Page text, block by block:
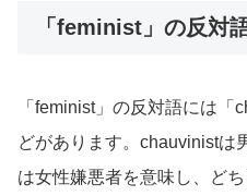
「feminist」の反対
「feminist」の反対語には
どがあります。chauvinistは
は女性嫌悪者を意味し、ど